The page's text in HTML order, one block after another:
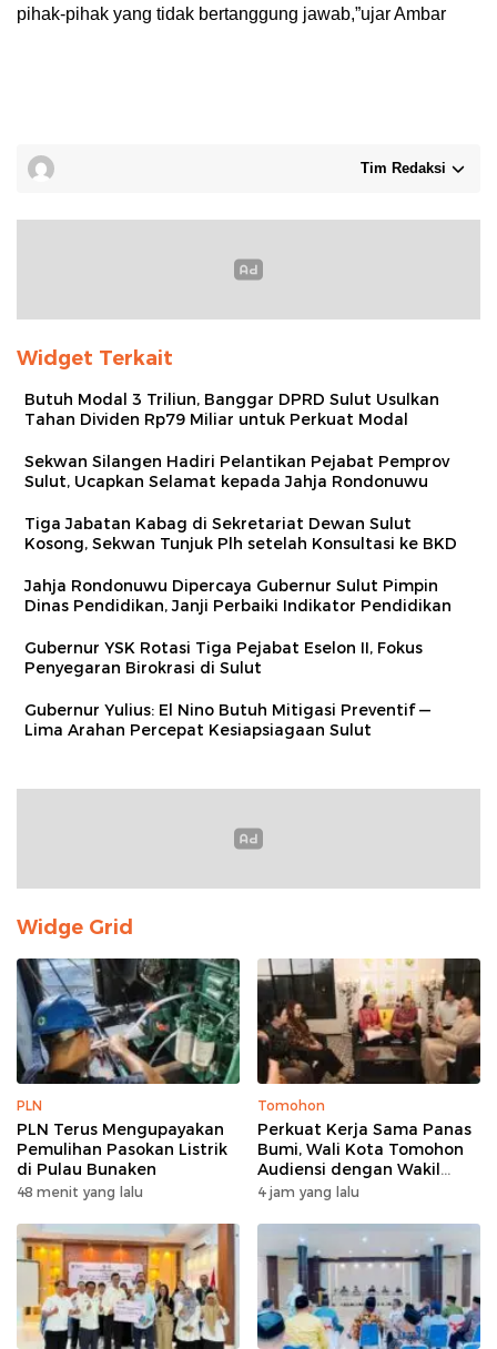
pihak-pihak yang tidak bertanggung jawab,”ujar Ambar
Tim Redaksi
Widget Terkait
Butuh Modal 3 Triliun, Banggar DPRD Sulut Usulkan
Tahan Dividen Rp79 Miliar untuk Perkuat Modal
Sekwan Silangen Hadiri Pelantikan Pejabat Pemprov
Sulut, Ucapkan Selamat kepada Jahja Rondonuwu
Tiga Jabatan Kabag di Sekretariat Dewan Sulut
Kosong, Sekwan Tunjuk Plh setelah Konsultasi ke BKD
Jahja Rondonuwu Dipercaya Gubernur Sulut Pimpin
Dinas Pendidikan, Janji Perbaiki Indikator Pendidikan
Gubernur YSK Rotasi Tiga Pejabat Eselon II, Fokus
Penyegaran Birokrasi di Sulut
Gubernur Yulius: El Nino Butuh Mitigasi Preventif —
Lima Arahan Percepat Kesiapsiagaan Sulut
Widge Grid
PLN
PLN Terus Mengupayakan
Pemulihan Pasokan Listrik
di Pulau Bunaken
48 menit yang lalu
Tomohon
Perkuat Kerja Sama Panas
Bumi, Wali Kota Tomohon
Audiensi dengan Wakil
Dubes Selandia Baru
4 jam yang lalu